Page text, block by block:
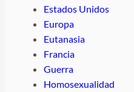
Estados Unidos
Europa
Eutanasia
Francia
Guerra
Homosexualidad